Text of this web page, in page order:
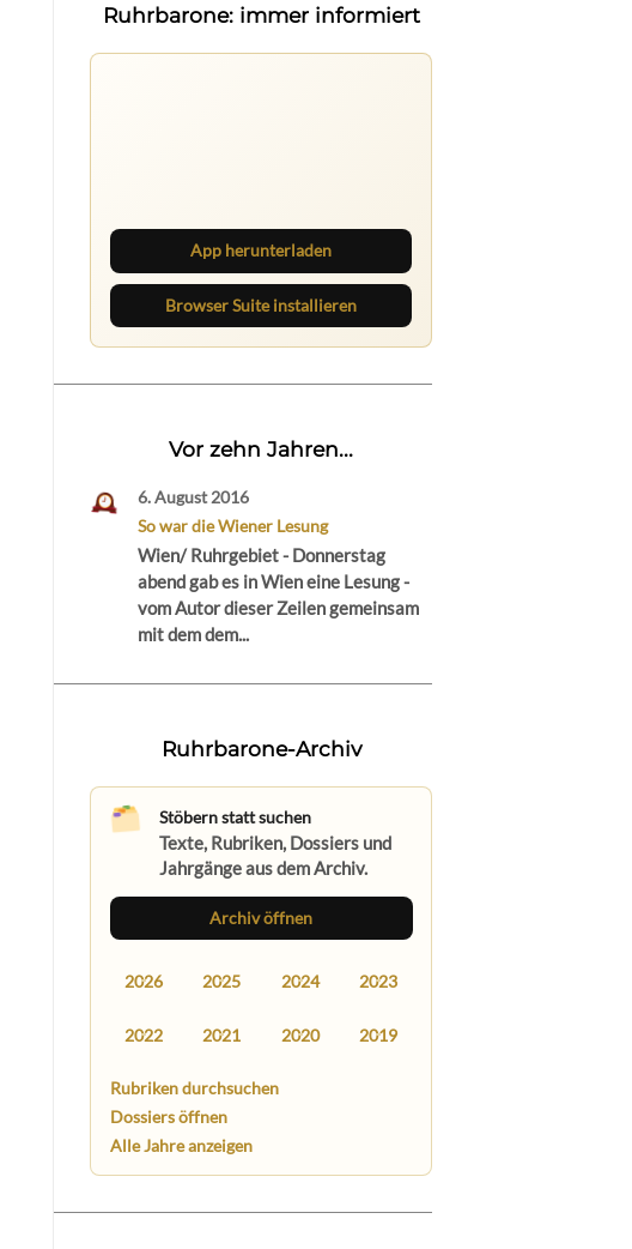
Ruhrbarone: immer informiert
App herunterladen
Browser Suite installieren
Vor zehn Jahren...
6. August 2016
So war die Wiener Lesung
Wien/ Ruhrgebiet - Donnerstag
abend gab es in Wien eine Lesung -
vom Autor dieser Zeilen gemeinsam
mit dem dem...
Ruhrbarone-Archiv
Stöbern statt suchen
Texte, Rubriken, Dossiers und
Jahrgänge aus dem Archiv.
Archiv öffnen
2026 2025 2024 2023
2022 2021 2020 2019
Rubriken durchsuchen
Dossiers öffnen
Alle Jahre anzeigen